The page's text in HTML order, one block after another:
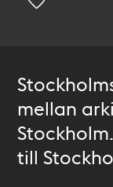
mellan
till